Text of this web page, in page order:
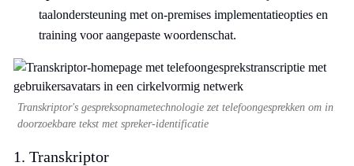
taalondersteuning met on-premises implementatieopties en
training voor aangepaste woordenschat.
Transkriptor's gespreksopnametechnologie zet telefoongesprekken om in
doorzoekbare tekst met spreker-identificatie
1. Transkriptor